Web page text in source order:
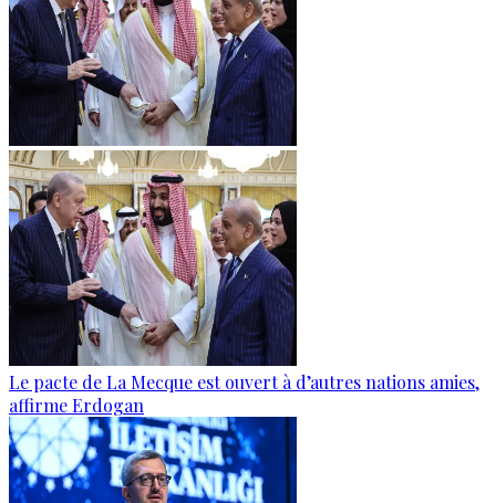
Le pacte de La Mecque est ouvert à d’autres nations amies,
affirme Erdogan